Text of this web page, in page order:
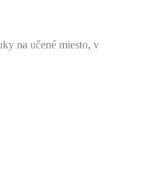
na učené miesto, v